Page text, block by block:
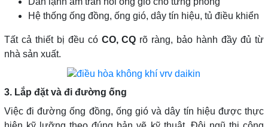
Hệ thống ống đồng, ống gió, dây tín hiệu, tủ điều khiển
Tất cả thiết bị đều có CO, CQ rõ ràng, bảo hành đầy đủ từ
nhà sản xuất.
3. Lắp đặt và đi đường ống
Việc đi đường ống đồng, ống gió và dây tín hiệu được thực